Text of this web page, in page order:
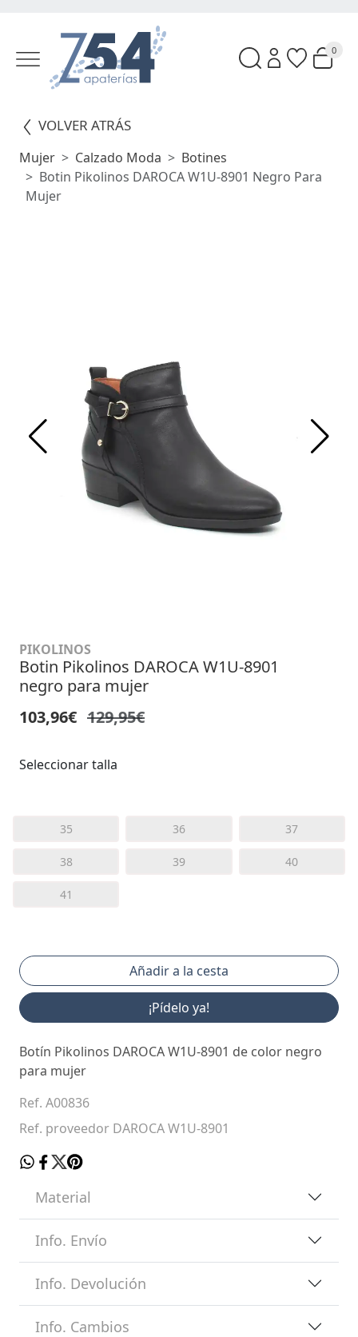
0
VOLVER ATRÁS
Mujer Calzado Moda
Botines
Botin Pikolinos DAROCA W1U-8901 Negro Para
Mujer
PIKOLINOS
Botin Pikolinos DAROCA W1U-8901
negro para mujer
103,96€ 129,95€
Seleccionar talla
35 36 37
38 39 40
41
¡Pídelo ya!
Botín Pikolinos DAROCA W1U-8901 de color negro
para mujer
Ref. A00836
Ref. proveedor DAROCA W1U-8901
Material
Info. Envío
Info. Devolución
Info. Cambios